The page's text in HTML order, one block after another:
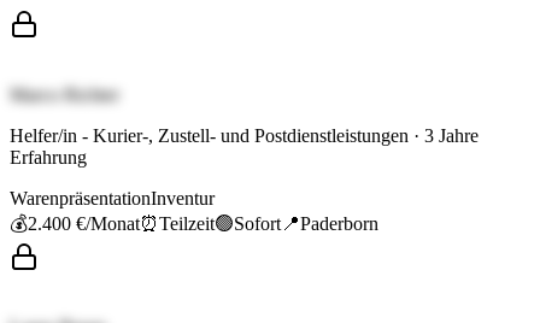
Marco Richter
Helfer/in - Kurier-, Zustell- und Postdienstleistungen · 3 Jahre
Erfahrung
WarenpräsentationInventur
💰2.400 €/Monat⏰Teilzeit🟢Sofort 📍Paderborn